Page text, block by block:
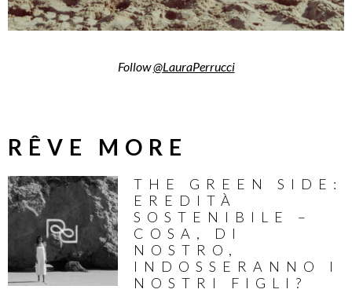
Follow@LauraPerrucci
RÊVE MORE
THE GREEN SIDE:
EREDITÀ
SOSTENIBILE –
COSA, DI
NOSTRO,
INDOSSERANNO I
NOSTRI FIGLI?